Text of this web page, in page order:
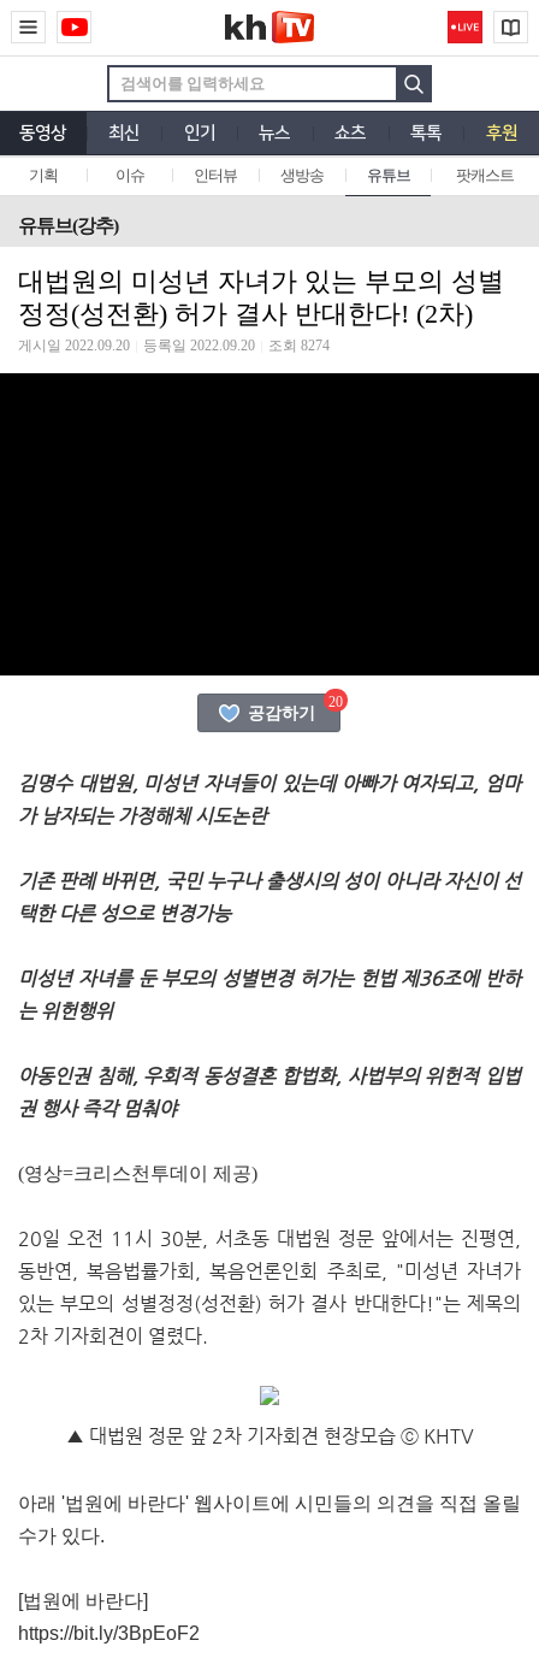
동영상 최신 인기 뉴스 쇼츠 톡톡 후원
기획 이슈 인터뷰 생방송 유튜브 팟캐스트
유튜브(강추)
대법원의 미성년 자녀가 있는 부모의 성별
정정(성전환) 허가 결사 반대한다! (2차)
게시일 2022.09.20 등록일 2022.09.20 조회 8274
20
공감하기
김명수 대법원, 미성년 자녀들이 있는데 아빠가 여자되고, 엄마
가 남자되는 가정해체 시도논란
기존 판례 바뀌면, 국민 누구나 출생시의 성이 아니라 자신이 선
택한 다른 성으로 변경가능
미성년 자녀를 둔 부모의 성별변경 허가는 헌법 제36조에 반하
는 위헌행위
아동인권 침해, 우회적 동성결혼 합법화, 사법부의 위헌적 입법
권 행사 즉각 멈춰야
(영상=크리스천투데이 제공)
20일 오전 11시 30분, 서초동 대법원 정문 앞에서는 진평연,
동반연, 복음법률가회, 복음언론인회 주최로, "미성년 자녀가
있는 부모의 성별정정(성전환) 허가 결사 반대한다!"는 제목의
2차 기자회견이 열렸다.
▲ 대법원 정문 앞 2차 기자회견 현장모습 ⓒ KHTV
아래 '법원에 바란다' 웹사이트에 시민들의 의견을 직접 올릴
수가 있다.
[법원에 바란다]
https://bit.ly/3BpEoF2